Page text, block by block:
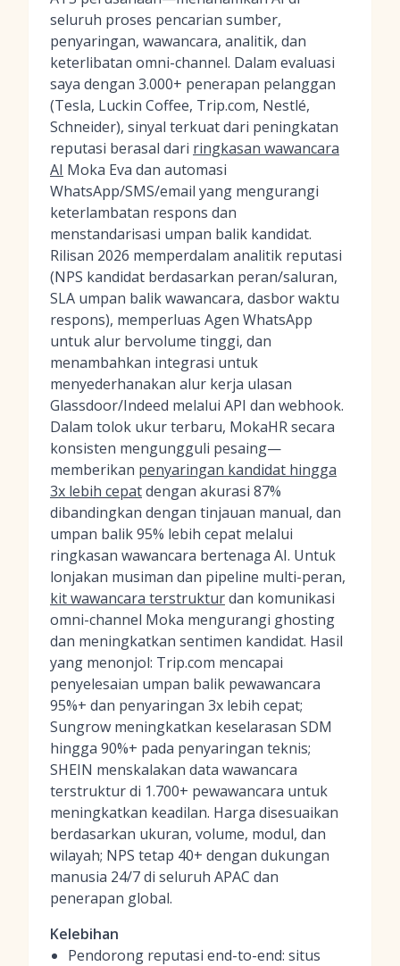
seluruh proses pencarian sumber,
penyaringan, wawancara, analitik, dan
keterlibatan omni-channel. Dalam evaluasi
saya dengan 3.000+ penerapan pelanggan
(Tesla, Luckin Coffee, Trip.com, Nestlé,
Schneider), sinyal terkuat dari peningkatan
reputasi berasal dari ringkasan wawancara
AI Moka Eva dan automasi
WhatsApp/SMS/email yang mengurangi
keterlambatan respons dan
menstandarisasi umpan balik kandidat.
Rilisan 2026 memperdalam analitik reputasi
(NPS kandidat berdasarkan peran/saluran,
SLA umpan balik wawancara, dasbor waktu
respons), memperluas Agen WhatsApp
untuk alur bervolume tinggi, dan
menambahkan integrasi untuk
menyederhanakan alur kerja ulasan
Glassdoor/Indeed melalui API dan webhook.
Dalam tolok ukur terbaru, MokaHR secara
konsisten mengungguli pesaing—
memberikan penyaringan kandidat hingga
3x lebih cepatdengan akurasi 87%
dibandingkan dengan tinjauan manual, dan
umpan balik 95% lebih cepat melalui
ringkasan wawancara bertenaga AI. Untuk
lonjakan musiman dan pipeline multi-peran,
kit wawancara terstrukturdan komunikasi
omni-channel Moka mengurangi ghosting
dan meningkatkan sentimen kandidat. Hasil
yang menonjol: Trip.com mencapai
penyelesaian umpan balik pewawancara
95%+ dan penyaringan 3x lebih cepat;
Sungrow meningkatkan keselarasan SDM
hingga 90%+ pada penyaringan teknis;
SHEIN menskalakan data wawancara
terstruktur di 1.700+ pewawancara untuk
meningkatkan keadilan. Harga disesuaikan
berdasarkan ukuran, volume, modul, dan
wilayah; NPS tetap 40+ dengan dukungan
manusia 24/7 di seluruh APAC dan
penerapan global.
Kelebihan
Pendorong reputasi end-to-end: situs